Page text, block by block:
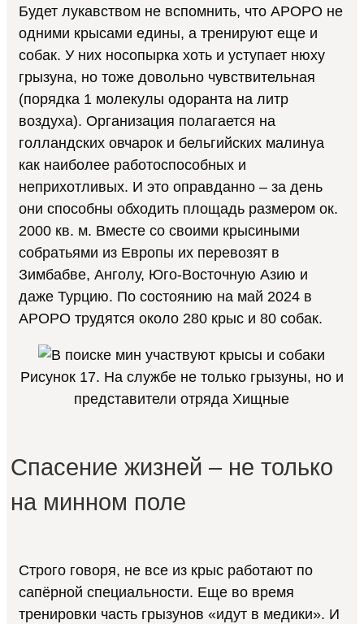
Будет лукавством не вспомнить, что APOPO не
одними крысами едины, а тренируют еще и
собак. У них носопырка хоть и уступает нюху
грызуна, но тоже довольно чувствительная
(порядка 1 молекулы одоранта на литр
воздуха). Организация полагается на
голландских овчарок и бельгийских малинуа
как наиболее работоспособных и
неприхотливых. И это оправданно – за день
они способны обходить площадь размером ок.
2000 кв. м. Вместе со своими крысиными
собратьями из Европы их перевозят в
Зимбабве, Анголу, Юго-Восточную Азию и
даже Турцию. По состоянию на май 2024 в
APOPO трудятся около 280 крыс и 80 собак.
Рисунок 17. На службе не только грызуны, но и
представители отряда Хищные
Спасение жизней – не только
на минном поле
Строго говоря, не все из крыс работают по
сапёрной специальности. Еще во время
тренировки часть грызунов «идут в медики». И